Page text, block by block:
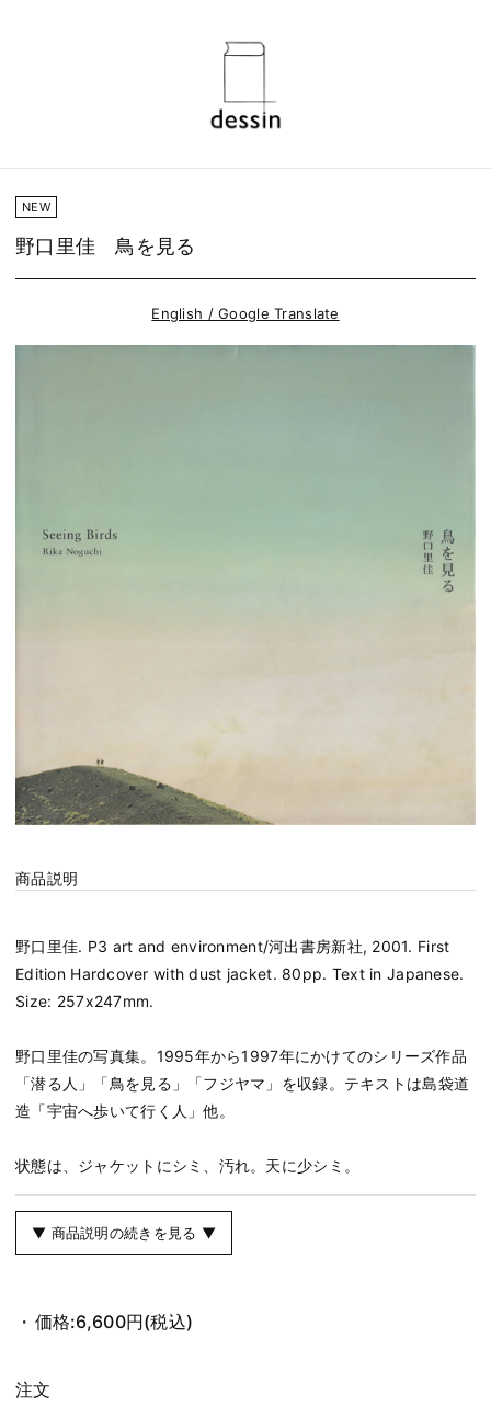
NEW
野口里佳 鳥を見る
English / Google Translate
商品説明
野口里佳. P3 art and environment/河出書房新社, 2001. First
Edition Hardcover with dust jacket. 80pp. Text in Japanese.
Size: 257x247mm.
野口里佳の写真集。1995年から1997年にかけてのシリーズ作品
「潜る人」「鳥を見る」「フジヤマ」を収録。テキストは島袋道
造「宇宙へ歩いて行く人」他。
状態は、ジャケットにシミ、汚れ。天に少シミ。
▼ 商品説明の続きを見る ▼
価格:6,600円(税込)
注文